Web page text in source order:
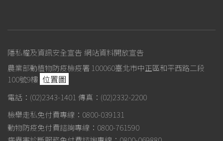
隱私權及資訊安全宣告 網站資料開放宣告
農業部動植物防疫檢疫署 100060臺北市中正區和平西路二段
100號9樓 位置圖
電話：(02)2343-1401 傳真：(02)2332-2200
檢舉走私免付費專線：0800-039131
動物防疫免付費諮詢專線：0800-761590